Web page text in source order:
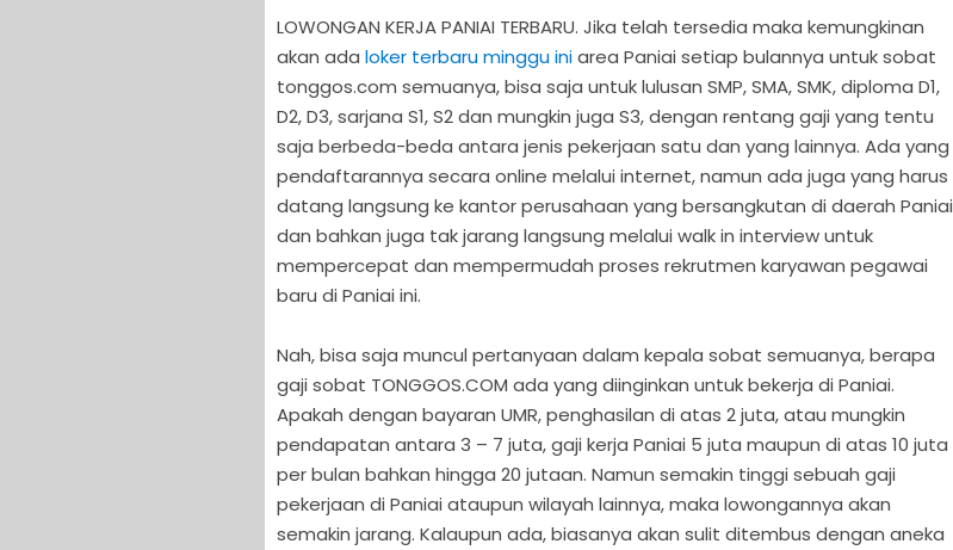
LOWONGAN KERJA PANIAI TERBARU. Jika telah tersedia maka kemungkinan
akan ada loker terbaru minggu iniarea Paniai setiap bulannya untuk sobat
tonggos.com semuanya, bisa saja untuk lulusan SMP, SMA, SMK, diploma D1,
D2, D3, sarjana S1, S2 dan mungkin juga S3, dengan rentang gaji yang tentu
saja berbeda-beda antara jenis pekerjaan satu dan yang lainnya. Ada yang
pendaftarannya secara online melalui internet, namun ada juga yang harus
datang langsung ke kantor perusahaan yang bersangkutan di daerah Paniai
dan bahkan juga tak jarang langsung melalui walk in interview untuk
mempercepat dan mempermudah proses rekrutmen karyawan pegawai
baru di Paniai ini.
Nah, bisa saja muncul pertanyaan dalam kepala sobat semuanya, berapa
gaji sobat TONGGOS.COM ada yang diinginkan untuk bekerja di Paniai.
Apakah dengan bayaran UMR, penghasilan di atas 2 juta, atau mungkin
pendapatan antara 3 – 7 juta, gaji kerja Paniai 5 juta maupun di atas 10 juta
per bulan bahkan hingga 20 jutaan. Namun semakin tinggi sebuah gaji
pekerjaan di Paniai ataupun wilayah lainnya, maka lowongannya akan
semakin jarang. Kalaupun ada, biasanya akan sulit ditembus dengan aneka